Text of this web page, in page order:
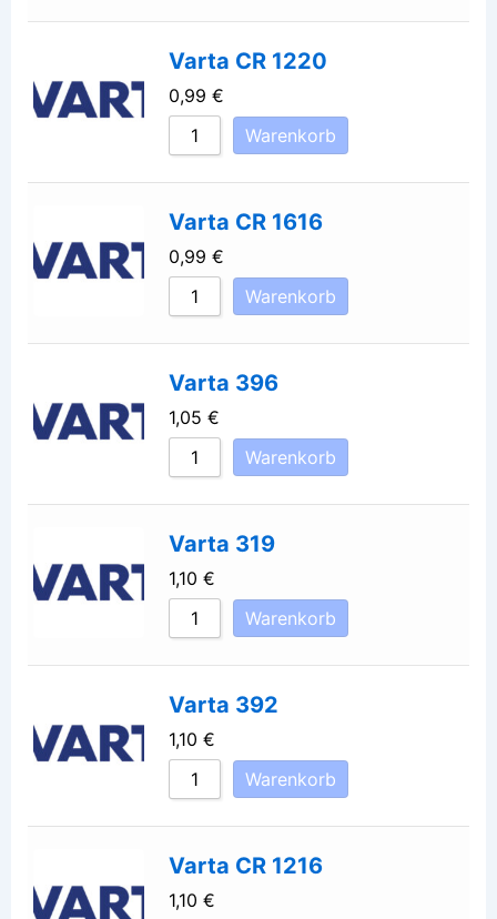
Varta CR 1220
0,99 €
Warenkorb
Varta CR 1616
0,99 €
Warenkorb
Varta 396
1,05 €
Warenkorb
Varta 319
1,10 €
Warenkorb
Varta 392
1,10 €
Warenkorb
Varta CR 1216
1,10 €